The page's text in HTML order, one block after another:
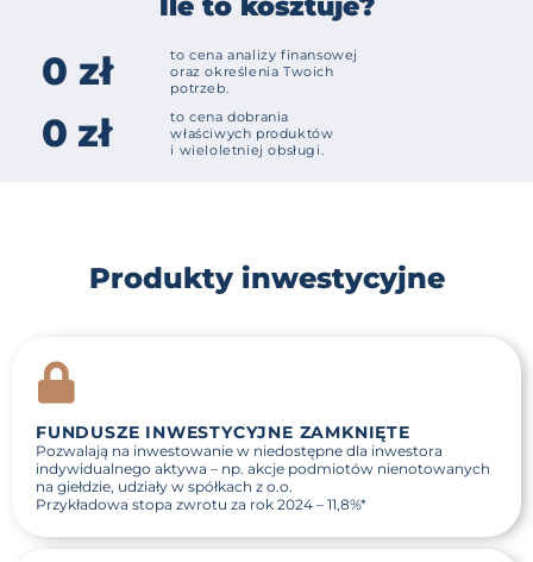
0 zł
to cena analizy finansowej
oraz określenia Twoich
potrzeb.
0 zł
to cena dobrania
właściwych produktów
i wieloletniej obsługi.
Produkty inwestycyjne
FUNDUSZE INWESTYCYJNE ZAMKNIĘTE
Pozwalają na inwestowanie w niedostępne dla inwestora
indywidualnego aktywa – np. akcje podmiotów nienotowanych
na giełdzie, udziały w spółkach z o.o.
Przykładowa stopa zwrotu za rok 2024 – 11,8%*